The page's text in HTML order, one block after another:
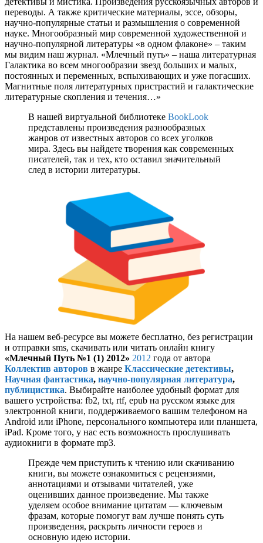
переводы. А также критические материалы, эссе, обзоры,
научно-популярные статьи и размышления о современной
науке. Многообразный мир современной художественной и
научно-популярной литературы «в одном флаконе» – таким
мы видим наш журнал. «Млечный путь» – наша литературная
Галактика во всем многообразии звезд больших и малых,
постоянных и переменных, вспыхивающих и уже погасших.
Магнитные поля литературных пристрастий и галактические
литературные скопления и течения…»
В нашей виртуальной библиотеке BookLook
представлены произведения разнообразных
жанров от известных авторов со всех уголков
мира. Здесь вы найдете творения как современных
писателей, так и тех, кто оставил значительный
след в истории литературы.
На нашем веб-ресурсе вы можете бесплатно, без регистрации
и отправки sms, скачивать или читать онлайн книгу
«Млечный Путь №1 (1) 2012» 2012 года от автора
Коллектив авторов в жанре Классические детективы,
Научная фантастика, научно-популярная литература,
публицистика. Выбирайте наиболее удобный формат для
вашего устройства: fb2, txt, rtf, epub на русском языке для
электронной книги, поддерживаемого вашим телефоном на
Android или iPhone, персонального компьютера или планшета,
iPad. Кроме того, у нас есть возможность прослушивать
аудиокниги в формате mp3.
Прежде чем приступить к чтению или скачиванию
книги, вы можете ознакомиться с рецензиями,
аннотациями и отзывами читателей, уже
оценивших данное произведение. Мы также
уделяем особое внимание цитатам — ключевым
фразам, которые помогут вам лучше понять суть
произведения, раскрыть личности героев и
основную идею истории.